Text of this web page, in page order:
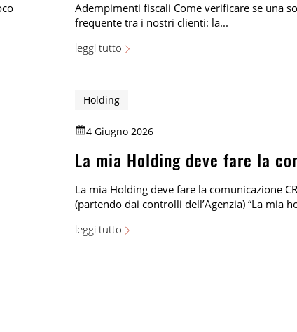
Adempimenti fiscali Come verificare se una
frequente tra i nostri clienti: la...
leggi tutto
Holding
4 Giugno 2026
La mia Holding deve fare la
La mia Holding deve fare la comunicazione
(partendo dai controlli dell’Agenzia) “La mia
leggi tutto